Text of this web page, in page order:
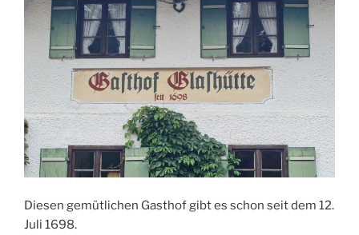
Diesen gemütlichen Gasthof gibt es schon seit dem 12.
Juli 1698.